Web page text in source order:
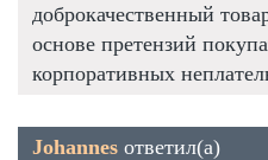
доброкачественный
основе претензий
корпоративных
Johannes ответил(а)